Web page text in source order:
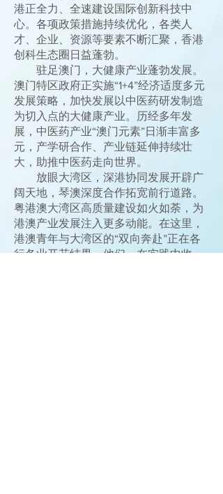
港正全力、全速建设国际创新科技中
心。各项政策措施持续优化，各类人
才、企业、资源等要素不断汇聚，香港
创科生态圈日益蓬勃。
驻足澳门，大健康产业蓬勃发展。
澳门特区政府正实施“1+4”经济适度多元
发展策略，加快发展以中医药研发制造
为切入点的大健康产业。历经多年发
展，中医药产业“澳门元素”日渐丰富多
元，产学研合作、产业链延伸持续壮
大，助推中医药走向世界。
放眼大湾区，深港协同发展开辟广
阔天地，琴澳深度合作拓宽前行道路。
粤港澳大湾区高质量建设如火如荼，为
港澳产业发展注入更多动能。在这里，
港澳青年与大湾区的“双向奔赴”正在各
行各业开花结果。他们，在实践中收